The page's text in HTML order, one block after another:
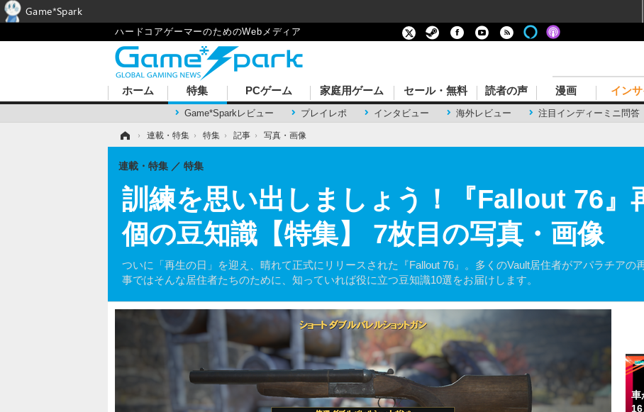
ハードコアゲーマーのためのWebメディア
ホーム 特集
Game*Sparkレビュー プレイレポ インタビュー 海外レビュー 注目インディーミニ問答
PCゲーム 家庭用ゲーム セール・無料 読者の声 漫画 イン
› 連載・特集 › 特集 › 記事 › 写真・画像
訓練を思い出しましょう！『Fallout 76』
個の豆知識【特集】 7枚目の写真・画像
ついに「再生の日」を迎え、晴れて正式にリリースされた『Fallout 76』。多くのVault居住者がアパラチアの
事ではそんな居住者たちのために、知っていれば役に立つ豆知識10選をお届けします。
連載・特集 特集
車
Game*Spark